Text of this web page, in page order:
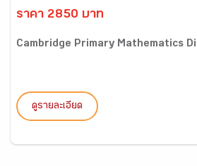
ราคา 2850 บาท
Cambridge Primary Mathematics
ดูรายละเอียด